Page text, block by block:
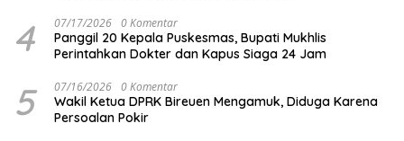
4 07/17/2026 0 Komentar
Panggil 20 Kepala Puskesmas, Bupati Mukhlis
Perintahkan Dokter dan Kapus Siaga 24 Jam
5 07/16/2026 0 Komentar
Wakil Ketua DPRK Bireuen Mengamuk, Diduga Karena
Persoalan Pokir